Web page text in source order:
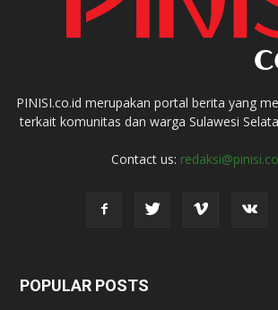
PINISI.co.id merupakan portal berita yang
terkait komunitas dan warga Sulawesi
Contact us:
POPULAR POSTS